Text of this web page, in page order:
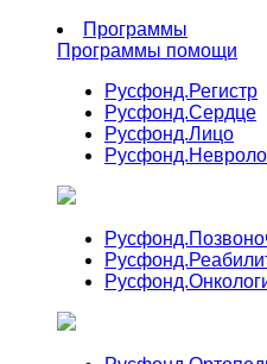
Программы
Программы помощи
Русфонд.Регистр
Русфонд.Сердце
Русфонд.Лицо
Русфонд.
Русфонд.
Русфонд.
Русфонд.